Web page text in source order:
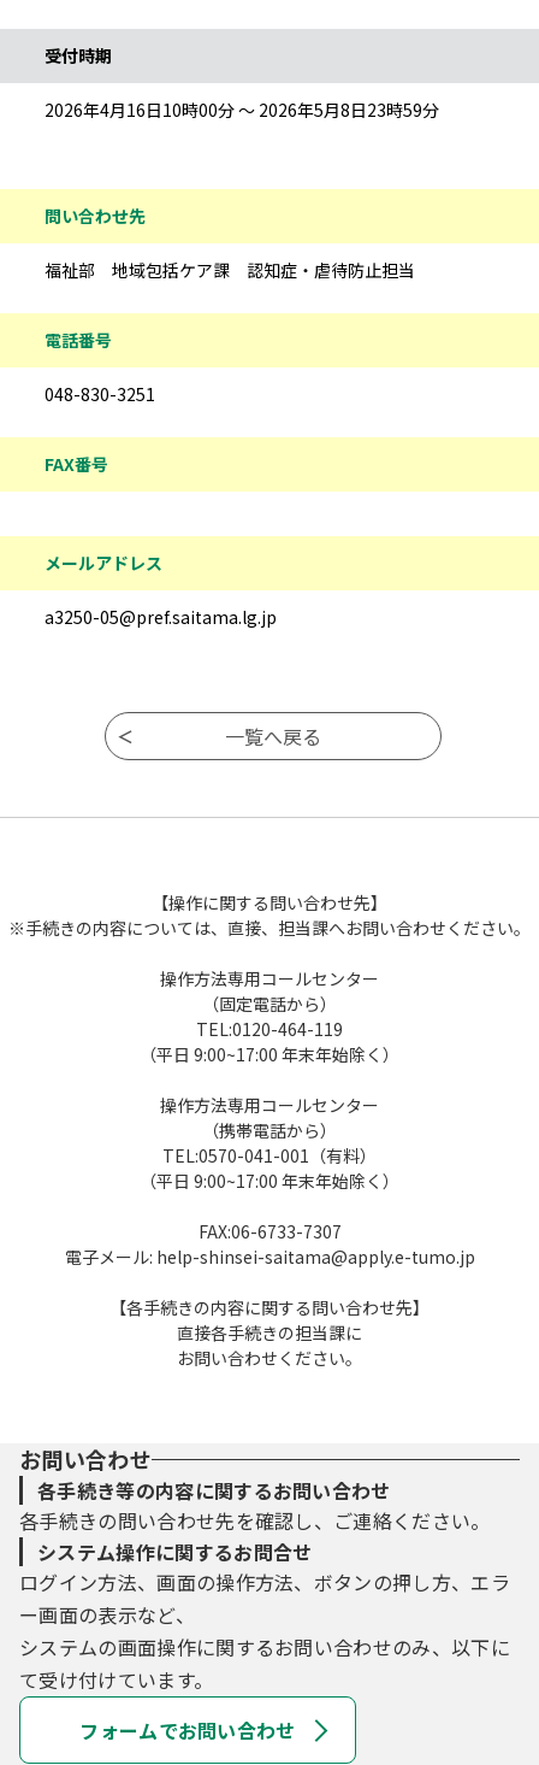
受付時期
2026年4月16日10時00分 ～ 2026年5月8日23時59分
問い合わせ先
福祉部 地域包括ケア課 認知症・虐待防止担当
電話番号
048-830-3251
FAX番号
メールアドレス
a3250-05@pref.saitama.lg.jp
【操作に関する問い合わせ先】
※手続きの内容については、直接、担当課へお問い合わせください。
操作方法専用コールセンター
（固定電話から）
TEL:0120-464-119
（平日 9:00~17:00 年末年始除く）
操作方法専用コールセンター
（携帯電話から）
TEL:0570-041-001（有料）
（平日 9:00~17:00 年末年始除く）
FAX:06-6733-7307
電子メール: help-shinsei-saitama@apply.e-tumo.jp
【各手続きの内容に関する問い合わせ先】
直接各手続きの担当課に
お問い合わせください。
お問い合わせ
各手続き等の内容に関するお問い合わせ
各手続きの問い合わせ先を確認し、ご連絡ください。
システム操作に関するお問合せ
ログイン方法、画面の操作方法、ボタンの押し方、エラ
ー画面の表示など、
システムの画面操作に関するお問い合わせのみ、以下に
て受け付けています。
フォームでお問い合わせ